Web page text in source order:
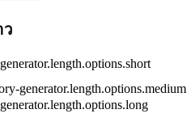
ว
generator.length.options.medium